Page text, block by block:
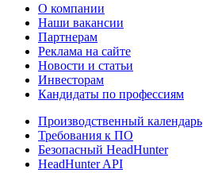
О компании
Наши вакансии
Партнерам
Реклама на сайте
Новости и статьи
Инвесторам
Кандидаты по профессиям
Производственный календарь
Требования к ПО
Безопасный HeadHunter
HeadHunter API